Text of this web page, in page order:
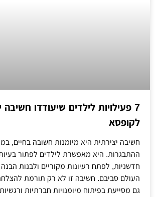
7 פעילויות לילדים שיעודדו
לקופסא
חשיבה יצירתית היא מיומנות חשובה בחיים,
ההתבגרות. היא מאפשרת לילדים לפתור
חדשניות, לפתח רעיונות מקוריים ולבנות
העולם סביבם. חשיבה זו לא רק תורמת
גם מסייעת בפיתוח מיומנויות חברתיות